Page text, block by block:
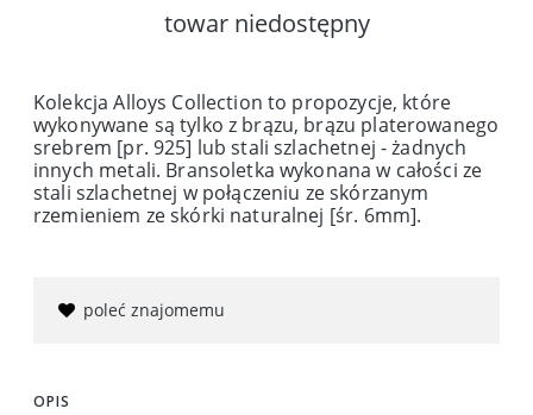
towar niedostępny
Kolekcja Alloys Collection to propozycje, które
wykonywane są tylko z brązu, brązu platerowanego
srebrem [pr. 925] lub stali szlachetnej - żadnych
innych metali. Bransoletka wykonana w całości ze
stali szlachetnej w połączeniu ze skórzanym
rzemieniem ze skórki naturalnej [śr. 6mm].
poleć znajomemu
OPIS